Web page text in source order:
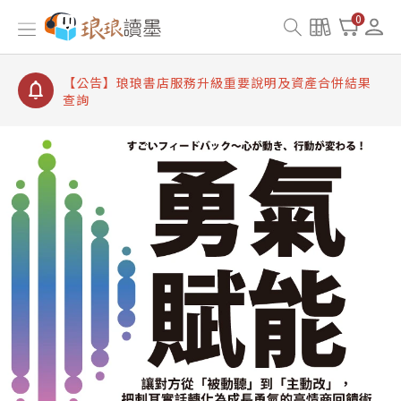
0
【公告】琅琅讀墨書櫃開通常見問題
【公告】琅琅讀墨 3 分鐘完成書櫃開通與資產合併申
【公告】琅琅書店服務升級重要說明及資產合併結果
查詢